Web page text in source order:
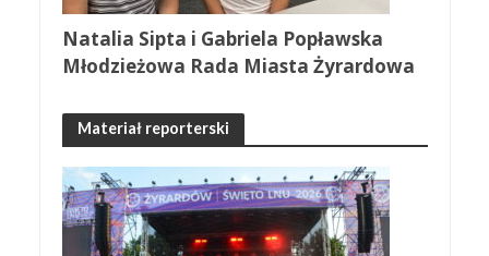
Natalia Sipta i Gabriela Popławska
Młodzieżowa Rada Miasta Żyrardowa
Materiał reporterski